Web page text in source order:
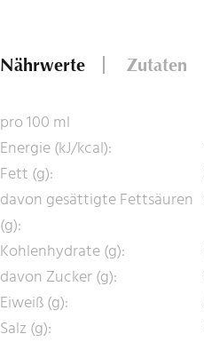
Nährwerte Zutaten
pro 100 ml
Energie (kJ/kcal):
Fett (g):
davon gesättigte Fettsäuren
(g):
Kohlenhydrate (g):
davon Zucker (g):
Eiweiß (g):
Salz (g):